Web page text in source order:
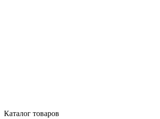
Каталог товаров